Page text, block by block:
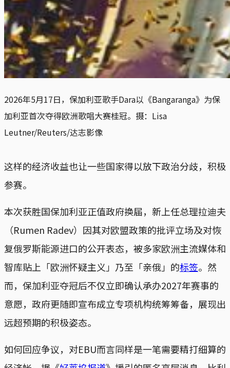
2026年5月17日，保加利亚歌手Dara以《Bangaranga》为保
加利亚首次夺得欧洲歌唱大赛桂冠。摄：Lisa
Leutner/Reuters/达志影像
这样的经济收益也让一些国家得以放下政治分歧，积极
参赛。
本次获胜国保加利亚正值政府换届，新上任总理拉迪夫
（Rumen Radev）因其对欧盟政策的批评立场及对恢
复俄罗斯能源进口的公开表态，被多家欧洲主流媒体和
智库贴上「欧洲怀疑主义」乃至「亲俄」的标签。然
而，保加利亚夺冠后不仅立即确认承办2027年赛事的
意愿，政府更随即宣布成立专项机构统筹筹备，展现出
远超预期的积极姿态。
如何回应争议，对EBU而言同样是一笔需要精打细算的